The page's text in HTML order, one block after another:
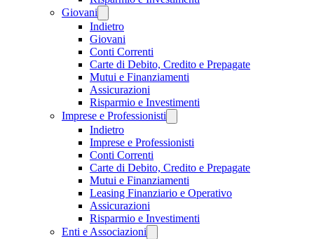
Giovani
Indietro
Giovani
Conti Correnti
Carte di Debito, Credito e Prepagate
Mutui e Finanziamenti
Assicurazioni
Risparmio e Investimenti
Imprese e Professionisti
Indietro
Imprese e Professionisti
Conti Correnti
Carte di Debito, Credito e Prepagate
Mutui e Finanziamenti
Leasing Finanziario e Operativo
Assicurazioni
Risparmio e Investimenti
Enti e Associazioni